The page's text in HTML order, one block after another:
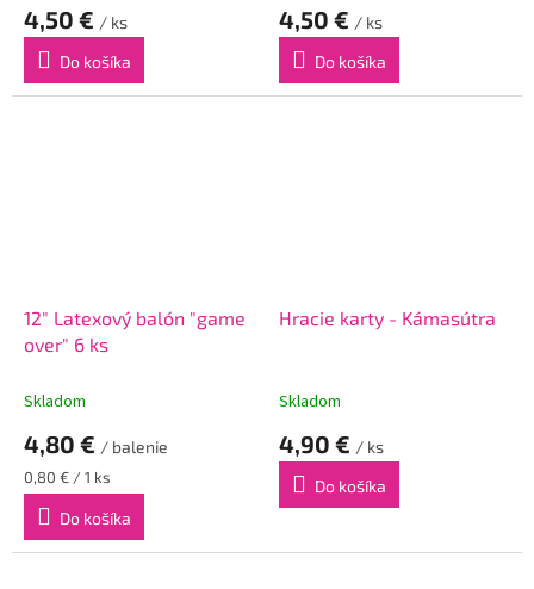
4,50 € / ks
Do košíka
4,50 € / ks
Do košíka
12" Latexový balón "game
over" 6 ks
Skladom
4,80 € / balenie
Jednotková
cena:
0,80 € / 1 ks
Do košíka
Hracie karty - Kámasútra
Skladom
4,90 € / ks
Do košíka